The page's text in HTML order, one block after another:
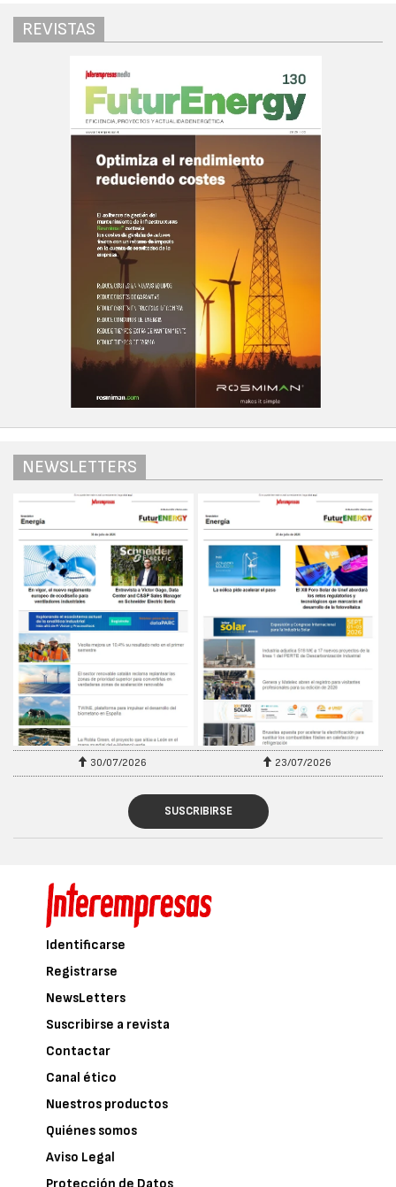
REVISTAS
NEWSLETTERS
30/07/2026 23/07/2026
SUSCRIBIRSE
Identificarse
Registrarse
NewsLetters
Suscribirse a revista
Contactar
Canal ético
Nuestros productos
Quiénes somos
Aviso Legal
Protección de Datos